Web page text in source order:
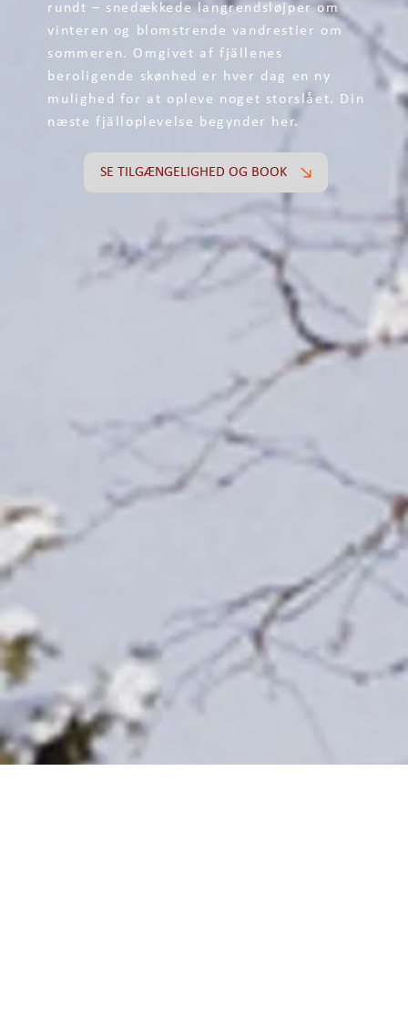
rundt – snedækkede langrendsløjper om
vinteren og blomstrende vandrestier om
sommeren. Omgivet af fjällenes
beroligende skønhed er hver dag en ny
mulighed for at opleve noget storslået. Din
næste fjälloplevelse begynder her.
SE TILGÆNGELIGHED OG BOOK